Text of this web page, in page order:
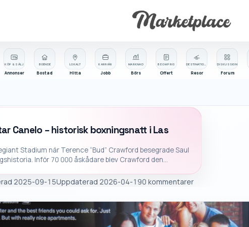
KÖP & SÄLJ
Annonser
BOENDE
Bostad
BE OM PRIS
Offert
MARKNAD
Börs
LOKALT
Hitta
KARRIÄR
Jobb Resor
DISKUSSION
Forum
Canelo – historisk boxningsnatt i Las
Stadium när Terence “Bud” Crawford besegrade Saul
Inför 70 000 åskådare blev Crawford den...
2025-09-15Uppdaterad 2026-04-190 kommentarer